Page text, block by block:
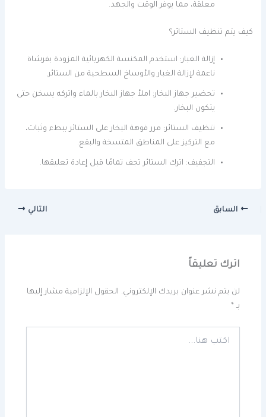
معلقة، مما يوفر الوقت والجهد.
كيف يتم تنظيف الستائر؟
إزالة الغبار: استخدم المكنسة الكهربائية المزودة بفرشاة
ناعمة لإزالة الغبار والأوساخ السطحية من الستائر.
تحضير جهاز البخار: املأ جهاز البخار بالماء واتركه يسخن حتى
يتكون البخار.
تنظيف الستائر: مرر فوهة البخار على الستائر ببطء وثبات،
مع التركيز على المناطق المتسخة والبقع.
التجفيف: اترك الستائر تجف تمامًا قبل إعادة تعليقها.
السابق التالي
اترك تعليقاً
لن يتم نشر عنوان بريدك الإلكتروني. الحقول الإلزامية مشار إليها
بـ*
هنا...